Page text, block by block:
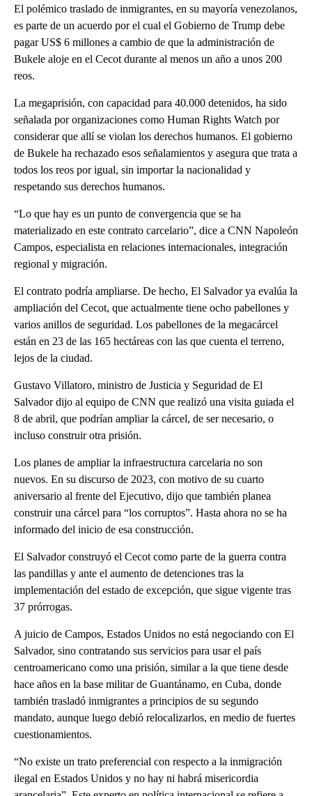
El polémico traslado de inmigrantes, en su mayoría venezolanos,
es parte de un acuerdo por el cual el Gobierno de Trump debe
pagar US$ 6 millones a cambio de que la administración de
Bukele aloje en el Cecot durante al menos un año a unos 200
reos.
La megaprisión, con capacidad para 40.000 detenidos, ha sido
señalada por organizaciones como Human Rights Watch por
considerar que allí se violan los derechos humanos. El gobierno
de Bukele ha rechazado esos señalamientos y asegura que trata a
todos los reos por igual, sin importar la nacionalidad y
respetando sus derechos humanos.
“Lo que hay es un punto de convergencia que se ha
materializado en este contrato carcelario”, dice a CNN Napoleón
Campos, especialista en relaciones internacionales, integración
regional y migración.
El contrato podría ampliarse. De hecho, El Salvador ya evalúa la
ampliación del Cecot, que actualmente tiene ocho pabellones y
varios anillos de seguridad. Los pabellones de la megacárcel
están en 23 de las 165 hectáreas con las que cuenta el terreno,
lejos de la ciudad.
Gustavo Villatoro, ministro de Justicia y Seguridad de El
Salvador dijo al equipo de CNN que realizó una visita guiada el
8 de abril, que podrían ampliar la cárcel, de ser necesario, o
incluso construir otra prisión.
Los planes de ampliar la infraestructura carcelaria no son
nuevos. En su discurso de 2023, con motivo de su cuarto
aniversario al frente del Ejecutivo, dijo que también planea
construir una cárcel para “los corruptos”. Hasta ahora no se ha
informado del inicio de esa construcción.
El Salvador construyó el Cecot como parte de la guerra contra
las pandillas y ante el aumento de detenciones tras la
implementación del estado de excepción, que sigue vigente tras
37 prórrogas.
A juicio de Campos, Estados Unidos no está negociando con El
Salvador, sino contratando sus servicios para usar el país
centroamericano como una prisión, similar a la que tiene desde
hace años en la base militar de Guantánamo, en Cuba, donde
también trasladó inmigrantes a principios de su segundo
mandato, aunque luego debió relocalizarlos, en medio de fuertes
cuestionamientos.
“No existe un trato preferencial con respecto a la inmigración
ilegal en Estados Unidos y no hay ni habrá misericordia